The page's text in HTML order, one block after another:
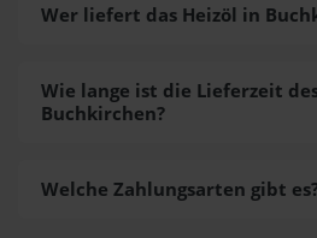
Wer liefert das Heizöl in
Wie lange ist die Lieferzeit
Buchkirchen?
Welche Zahlungsarten gibt